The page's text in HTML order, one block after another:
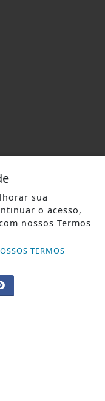
sua
o acesso,
nossos Termos
TERMOS